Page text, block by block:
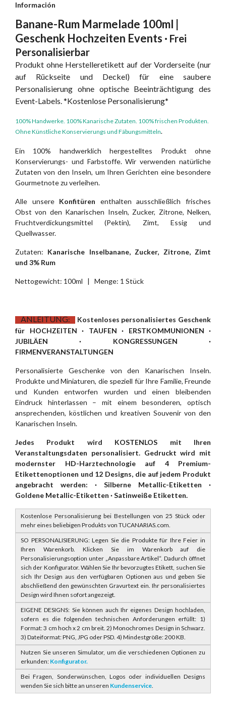
Información
Banane-Rum Marmelade 100ml |
Geschenk Hochzeiten Events · Frei
Personalisierbar
Produkt ohne Herstelleretikett auf der Vorderseite (nur
auf Rückseite und Deckel) für eine saubere
Personalisierung ohne optische Beeinträchtigung des
Event-Labels.*Kostenlose Personalisierung*
100% Handwerke. 100% Kanarische Zutaten. 100% frischen Produkten.
Ohne Künstliche Konservierungs und Fäbungsmitteln.
Ein 100% handwerklich hergestelltes Produkt ohne
Konservierungs- und Farbstoffe. Wir verwenden natürliche
Zutaten von den Inseln, um Ihren Gerichten eine besondere
Gourmetnote zu verleihen.
Alle unsereKonfitüren enthalten ausschließlich frisches
Obst von den Kanarischen Inseln, Zucker, Zitrone, Nelken,
Fruchtverdickungsmittel (Pektin), Zimt, Essig und
Quellwasser.
Zutaten: Kanarische Inselbanane, Zucker, Zitrone, Zimt
und 3% Rum
Nettogewicht: 100ml | Menge: 1 Stück
ANLEITUNG:
Kostenloses personalisiertes Geschenk
für HOCHZEITEN · TAUFEN · ERSTKOMMUNIONEN ·
JUBILÄEN · KONGRESSUNGEN ·
FIRMENVERANSTALTUNGEN
Personalisierte Geschenke von den Kanarischen Inseln.
Produkte und Miniaturen, die speziell für Ihre Familie, Freunde
und Kunden entworfen wurden und einen bleibenden
Eindruck hinterlassen – mit einem besonderen, optisch
ansprechenden, köstlichen und kreativen Souvenir von den
Kanarischen Inseln.
Jedes Produkt wird KOSTENLOS mit Ihren
Veranstaltungsdaten personalisiert. Gedruckt wird mit
modernster HD-Harztechnologie auf 4 Premium-
Etikettenoptionen und 12 Designs, die auf jedem Produkt
angebracht werden: · Silberne Metallic-Etiketten ·
Goldene Metallic-Etiketten · Satinweiße Etiketten.
Kostenlose Personalisierung bei Bestellungen von 25 Stück oder
mehr eines beliebigen Produkts von TUCANARIAS.com.
SO PERSONALISIERUNG: Legen Sie die Produkte für Ihre Feier in
Ihren Warenkorb. Klicken Sie im Warenkorb auf die
Personalisierungsoption unter „Anpassbare Artikel“. Dadurch öffnet
sich der Konfigurator. Wählen Sie Ihr bevorzugtes Etikett, suchen Sie
sich Ihr Design aus den verfügbaren Optionen aus und geben Sie
abschließend den gewünschten Gravurtext ein. Ihr personalisiertes
Design wird Ihnen sofort angezeigt.
EIGENE DESIGNS: Sie können auch Ihr eigenes Design hochladen,
sofern es die folgenden technischen Anforderungen erfüllt: 1)
Format: 3 cm hoch x 2 cm breit. 2) Monochromes Design in Schwarz.
3) Dateiformat: PNG, JPG oder PSD. 4) Mindestgröße: 200 KB.
Nutzen Sie unseren Simulator, um die verschiedenen Optionen zu
erkunden: Konfigurator.
Bei Fragen, Sonderwünschen, Logos oder individuellen Designs
wenden Sie sich bitte an unseren Kundenservice.